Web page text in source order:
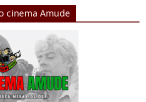
cinema Amude